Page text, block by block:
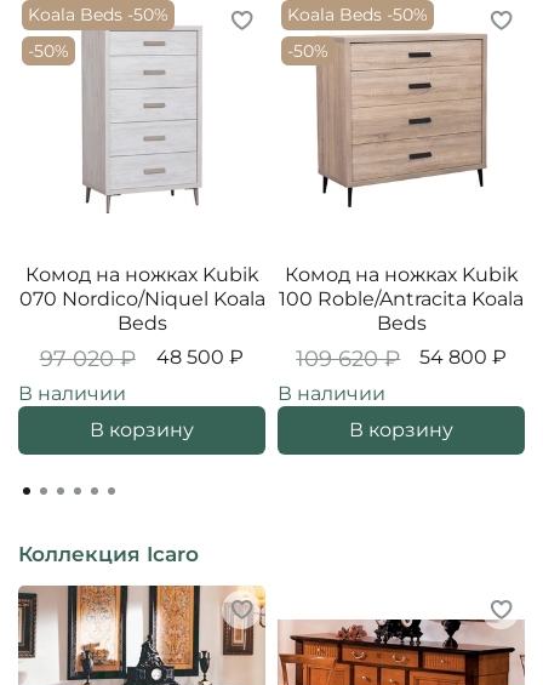
Koala Beds -50%
-50%
Комод на ножках Kubik
070 Nordico/Niquel Koala
Beds
97 020 ₽
48 500 ₽
В наличии
В корзину
Koala Beds -50%
-50%
Комод на ножках Kubik
100 Roble/Antracita Koala
Beds
109 620 ₽
54 800 ₽
В наличии
В корзину
Коллекция Icaro